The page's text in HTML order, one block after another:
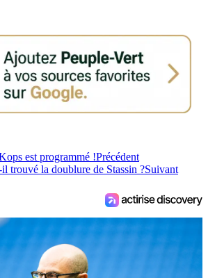
est programmé !Précédent
trouvé la doublure de Stassin ?Suivant